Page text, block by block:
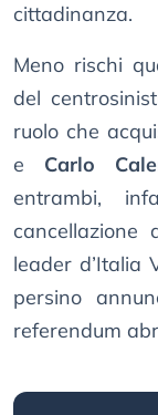
cittadinanza.
Meno rischi
del
ruolo che
e Carlo
entrambi,
leader d’Italia
persino
referendum